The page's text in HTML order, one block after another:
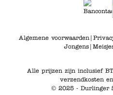
Algemene voorwaarden|
Jongens|
Alle prijzen zijn inclusief
verzendkosten
© 2025 - Durlinger